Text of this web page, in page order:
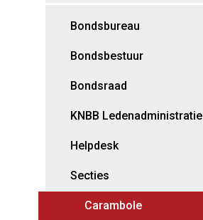
Bondsbureau
Bondsbestuur
Bondsraad
KNBB Ledenadministratie
Helpdesk
Secties
Carambole